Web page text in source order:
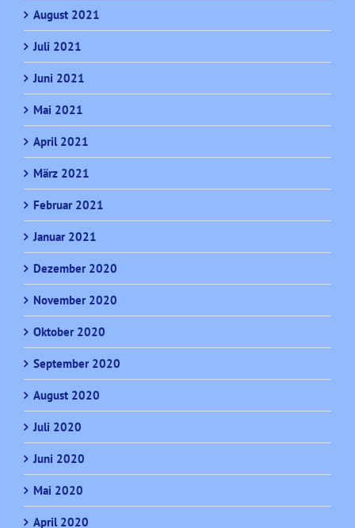
August 2021
Juli 2021
Juni 2021
Mai 2021
April 2021
März 2021
Februar 2021
Januar 2021
Dezember 2020
November 2020
Oktober 2020
September 2020
August 2020
Juli 2020
Juni 2020
Mai 2020
April 2020